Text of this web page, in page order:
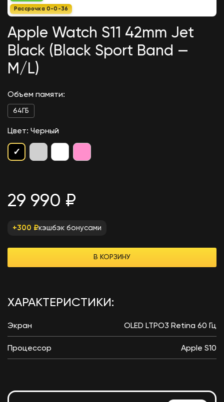
Рассрочка 0-0-36
Apple Watch S11 42mm Jet
Black (Black Sport Band —
M/L)
Объем памяти:
64ГБ
Цвет: Черный
✓
29 990 ₽
+300 ₽кэшбэк бонусами
В КОРЗИНУ
ХАРАКТЕРИСТИКИ:
Экран OLED LTPO3 Retina 60 Гц
Процессор Apple S10